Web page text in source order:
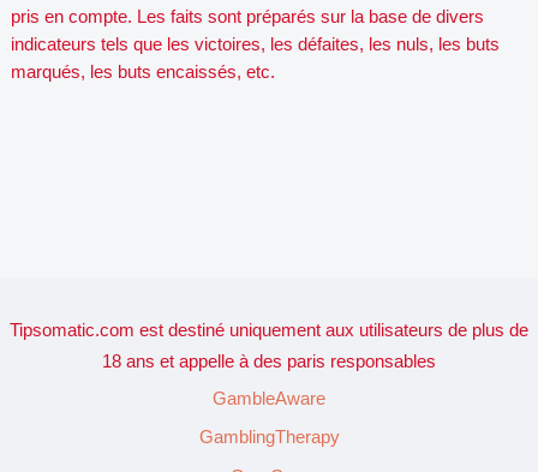
pris en compte. Les faits sont préparés sur la base de divers
indicateurs tels que les victoires, les défaites, les nuls, les buts
marqués, les buts encaissés, etc.
Tipsomatic.com est destiné uniquement aux utilisateurs de plus de
18 ans et appelle à des paris responsables
GambleAware
GamblingTherapy